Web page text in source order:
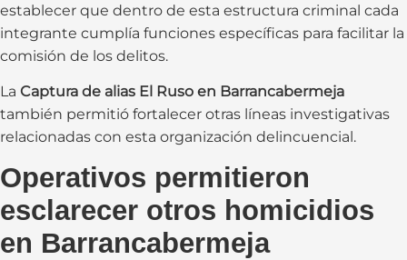
establecer que dentro de esta estructura criminal cada
integrante cumplía funciones específicas para facilitar la
comisión de los delitos.
La Captura de alias El Ruso en Barrancabermeja
también permitió fortalecer otras líneas investigativas
relacionadas con esta organización delincuencial.
Operativos permitieron
esclarecer otros homicidios
en Barrancabermeja